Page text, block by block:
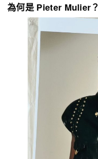
為何是 Pieter Mulier？